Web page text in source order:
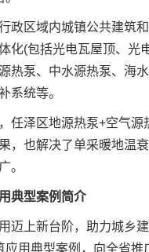
政区域内城镇公共建筑
化(包括光电瓦屋顶、光
热泵、中水源热泵、海
系统等。
任泽区地源热泵+空气
也解决了单采暖地温
。
典型案例简介
迈上新台阶，助力城乡
用典型案例，向全省推